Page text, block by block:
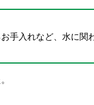
手入れなど、水に関